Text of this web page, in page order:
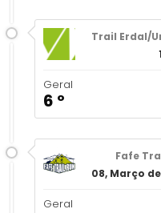
Trail Erdal/
Geral
6 º
Fafe
08, Março
Geral